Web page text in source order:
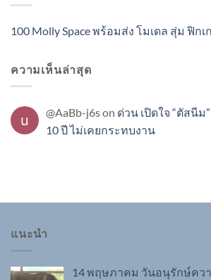
100 Molly Space พร้อมส่ง โมเดล สุ่ม ฟิก
ความเห็นล่าสุด
@AaBb-j6son ด่วน เปิดใจ “ตัสนี
10 ปี ไม่เคยกระทบงาน
แนะนำ
14 พฤษภาคม วันอนุรักษ์คว